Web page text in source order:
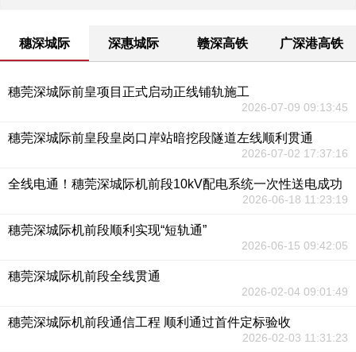
穗深城际 深惠城际 赣深高铁 广深港高铁
穗莞深城际前皇项目正式启动正线铺轨施工
2026-07-09 09:13:45
穗莞深城际前皇段皇岗口岸站暗挖段隧道左线顺利贯通
2026-07-02 17:37:16
全线电通！穗莞深城际机前段10kV配电系统一次性送电成功
2026-06-18 11:23:19
穗莞深城际机前段顺利实现“短轨通”
2026-06-15 09:42:05
穗莞深城际机前段全线贯通
2026-02-04 09:01:49
穗莞深城际机前段通信工程 顺利通过首件定标验收
2026-02-03 11:31:23